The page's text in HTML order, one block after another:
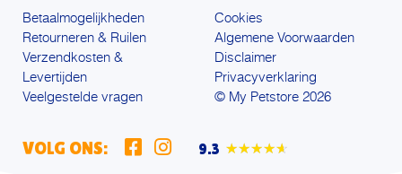
Betaalmogelijkheden
Retourneren & Ruilen
Verzendkosten &
Levertijden
Veelgestelde vragen
Cookies
Algemene Voorwaarden
Disclaimer
Privacyverklaring
© My Petstore 2026
VOLG ONS: 9.3 ★★★★★